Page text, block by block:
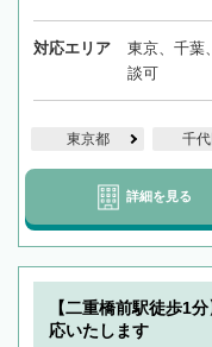
対応エリア
東京、千葉
談可
東京都 千
詳細を見る
【二重橋前駅徒歩1
応いたします